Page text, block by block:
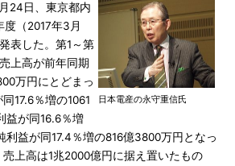
日本電産の永守重信氏
24日、東京都内
度（2017年3月
表した。第1～第
上高が前年同期
万円にとどまっ
17.6％増の1061
益が同16.6％増
利益が同17.4％増の816億3800万円となっ
上高は1兆2000億円に据え置いたもの